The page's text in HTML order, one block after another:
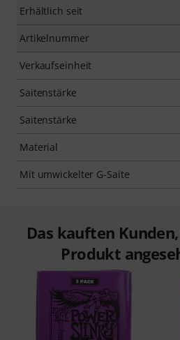
Erhältlich seit
Artikelnummer
Verkaufseinheit
Saitenstärke
Saitenstärke
Material
Mit umwickelter G-Saite
Das kauften
Produkt